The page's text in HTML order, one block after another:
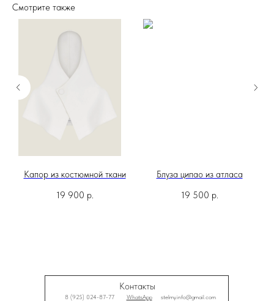
Смотрите также
Капор из костюмной ткани
19 900 р.
Блуза ципао из атласа
19 500 р.
Контакты
8 (925) 024-87-77 WhatsApp stelmy.info@gmail.com